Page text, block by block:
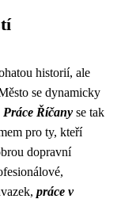
historií, ale
se dynamicky
Práce Říčany se tak
pro ty, kteří
dopravní
práce v